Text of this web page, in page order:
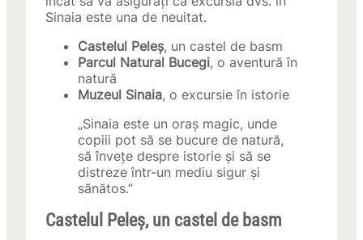
Sinaia este una de neuitat.
Castelul Peleș, un castel de basm
Parcul Natural Bucegi, o aventură în
natură
Muzeul Sinaia, o excursie în istorie
„Sinaia este un oraș magic, unde
copiii pot să se bucure de natură,
să învețe despre istorie și să se
distreze într-un mediu sigur și
sănătos.”
Castelul Peleș, un castel de basm